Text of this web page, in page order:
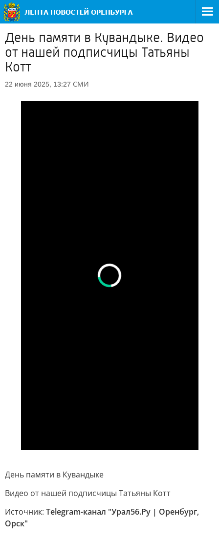
День памяти в Кувандыке. Видео
от нашей подписчицы Татьяны
Котт
22 июня 2025, 13:27 СМИ
День памяти в Кувандыке
Видео от нашей подписчицы Татьяны Котт
Источник: Telegram-канал "Урал56.Ру | Оренбург,
Орск"